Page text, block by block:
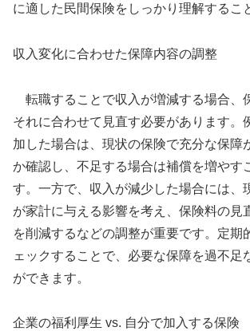
に適した民間保険をしっかり理解するこ
収入変化に合わせた保障内容の調整
転職することで収入が増減する場合、
それに合わせて見直す必要があります。
加した場合は、現状の保険で充分な保障
か確認し、不足する場合は補償を増やす
す。一方で、収入が減少した場合には、
が家計に与える影響を考え、保険料の見
を削減するなどの調整が重要です。定期
ェックすることで、必要な保障を過不足
ができます。
企業の福利厚生 vs. 自分で加入する保険